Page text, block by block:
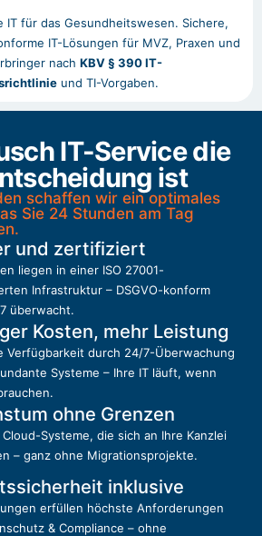
IT für das Gesundheitswesen. Sichere,
IT-Lösungen für MVZ, Praxen und
nach KBV § 390 IT-
und TI-Vorgaben.
IT-Service die
ist
schaffen wir ein optimales
Sie 24 Stunden am Tag
und zertifiziert
liegen in einer ISO 27001-
Infrastruktur – DSGVO-konform
überwacht.
Kosten, mehr Leistung
Verfügbarkeit durch 24/7-Überwachung
Systeme – Ihre IT läuft, wenn
ohne Grenzen
Cloud-Systeme, die sich an Ihre Kanzlei
– ganz ohne Migrationsprojekte.
inklusive
erfüllen höchste Anforderungen
& Compliance – ohne